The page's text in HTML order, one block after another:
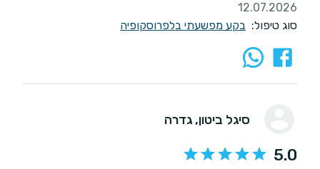
12.07.2026
סוג טיפול: בקע מפשעתי בלפרוסקופיה
סיגל ביטון, גדרה
5.0